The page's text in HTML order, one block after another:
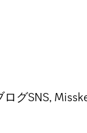
グSNS,